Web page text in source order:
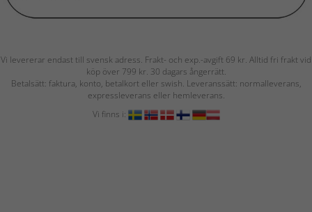
Vi levererar endast till svensk adress. Frakt- och exp.-avgift 69 kr. Alltid fri frakt vid
köp över 799 kr. 30 dagars ångerrätt.
Betalsätt: faktura, konto, betalkort eller swish. Leveranssätt: normalleverans,
expressleverans eller hemleverans.
Vi finns i: